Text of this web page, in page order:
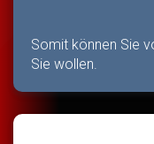
Somit können Sie
Sie wollen.